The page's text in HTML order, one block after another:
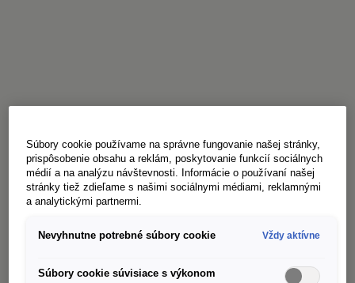
Súbory cookie používame na správne fungovanie našej stránky,
prispôsobenie obsahu a reklám, poskytovanie funkcií sociálnych
médií a na analýzu návštevnosti. Informácie o používaní našej
stránky tiež zdieľame s našimi sociálnymi médiami, reklamnými
a analytickými partnermi.
Nevyhnutne potrebné súbory cookie Vždy aktívne
Súbory cookie súvisiace s výkonom